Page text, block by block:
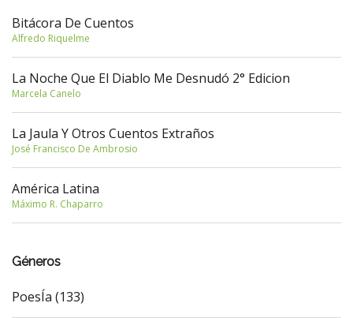
Bitácora De Cuentos
Alfredo Riquelme
La Noche Que El Diablo Me Desnudó 2° Edicion
Marcela Canelo
La Jaula Y Otros Cuentos Extraños
José Francisco De Ambrosio
América Latina
Máximo R. Chaparro
Géneros
PoesÍa (133)